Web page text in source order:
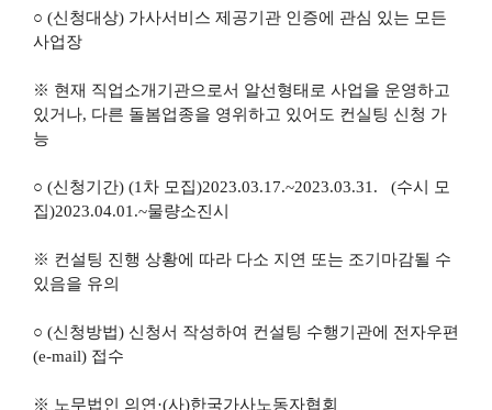
○ (신청대상) 가사서비스 제공기관 인증에 관심 있는 모든
사업장
※ 현재 직업소개기관으로서 알선형태로 사업을 운영하고
있거나, 다른 돌봄업종을 영위하고 있어도 컨실팅 신청 가
능
○ (신청기간) (1차 모집)2023.03.17.~2023.03.31. (수시 모
집)2023.04.01.~물량소진시
※ 컨설팅 진행 상황에 따라 다소 지연 또는 조기마감될 수
있음을 유의
○ (신청방법) 신청서 작성하여 컨설팅 수행기관에 전자우편
(e-mail) 접수
※ 노무법인 의연·(사)한국가사노동자협회